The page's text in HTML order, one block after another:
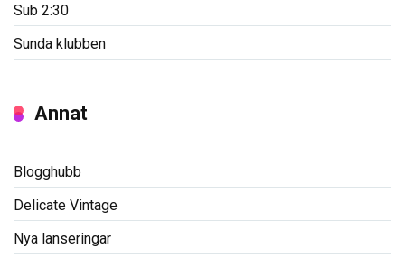
Sub 2:30
Sunda klubben
Annat
Blogghubb
Delicate Vintage
Nya lanseringar